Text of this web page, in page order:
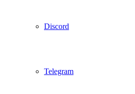
Discord
Telegram